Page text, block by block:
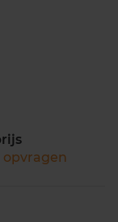
opvragen